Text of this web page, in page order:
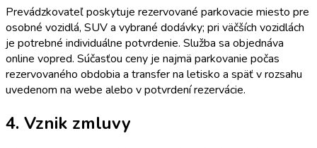
Prevádzkovateľ poskytuje rezervované parkovacie miesto pre
osobné vozidlá, SUV a vybrané dodávky; pri väčších vozidlách
je potrebné individuálne potvrdenie. Služba sa objednáva
online vopred. Súčasťou ceny je najmä parkovanie počas
rezervovaného obdobia a transfer na letisko a späť v rozsahu
uvedenom na webe alebo v potvrdení rezervácie.
4. Vznik zmluvy